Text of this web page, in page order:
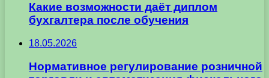
Какие возможности даёт диплом
бухгалтера после обучения
18.05.2026
Нормативное регулирование розничной